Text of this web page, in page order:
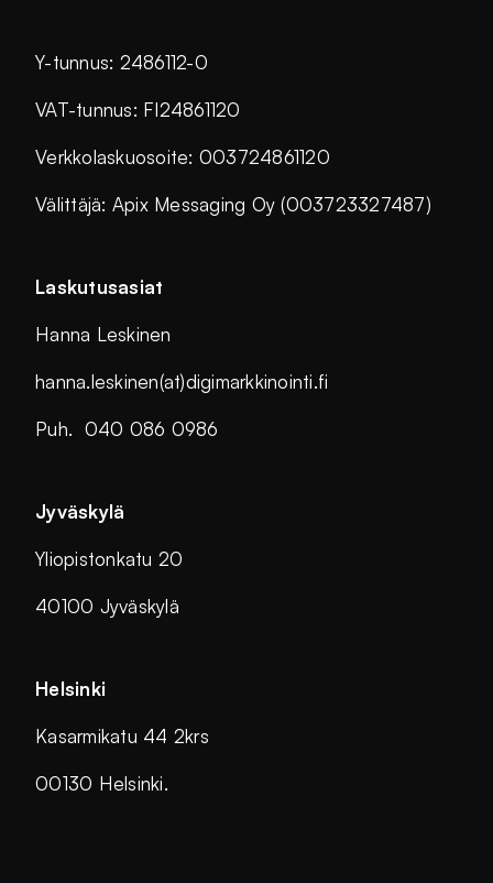
Y-tunnus: 2486112-0
VAT-tunnus: FI24861120
Verkkolaskuosoite: 003724861120
Välittäjä: Apix Messaging Oy (003723327487)
Laskutusasiat
Hanna Leskinen
hanna.leskinen(at)digimarkkinointi.fi
Puh. 040 086 0986
Jyväskylä
Yliopistonkatu 20
40100 Jyväskylä
Helsinki
Kasarmikatu 44 2krs
00130 Helsinki.